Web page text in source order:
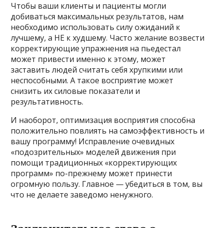
Чтобы ваши клиенты и пациенты могли
добиваться максимальных результатов, нам
необходимо использовать силу ожиданий к
лучшему, а НЕ к худшему. Часто желание возвести
корректирующие упражнения на пьедестал
может привести именно к этому, может
заставить людей считать себя хрупкими или
неспособными. А такое восприятие может
снизить их силовые показатели и
результативность.
И наоборот, оптимизация восприятия способна
положительно повлиять на самоэффективность и
вашу программу! Исправление очевидных
«подозрительных» моделей движения при
помощи традиционных «корректирующих
программ» по-прежнему может принести
огромную пользу. Главное — убедиться в том, вы
что не делаете заведомо ненужного.